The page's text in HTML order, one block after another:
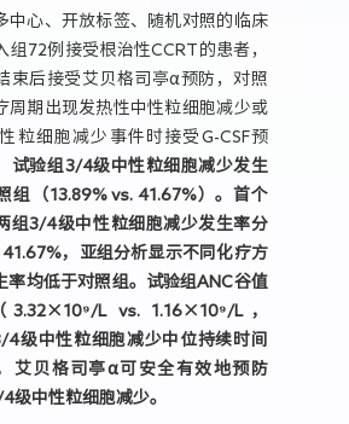
中心、开放标签、随机对照的临床
组72例接受根治性CCRT的患者，
束后接受艾贝格司亭α预防，对照
周期出现发热性中性粒细胞减少或
粒细胞减少事件时接受G-CSF预
试验组3/4级中性粒细胞减少发生
组（13.89% vs. 41.67%）。首个
组3/4级中性粒细胞减少发生率分
，亚组分析显示不同化疗方
率均低于对照组。试验组ANC谷值
L vs. 1.16×10⁹/L，
4级中性粒细胞减少中位持续时间
艾贝格司亭α可安全有效地预防
级中性粒细胞减少。